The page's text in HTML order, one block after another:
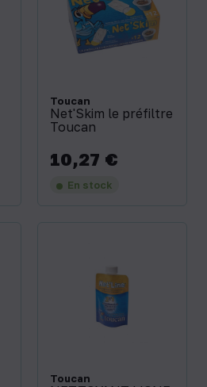
Toucan
Net'Skim le préfiltre
Toucan
Prix
10,27 €
En stock
Toucan